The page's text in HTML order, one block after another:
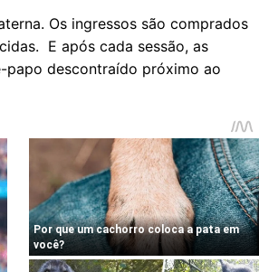
Os ingressos são comprados
E após cada sessão, as
papo descontraído próximo ao